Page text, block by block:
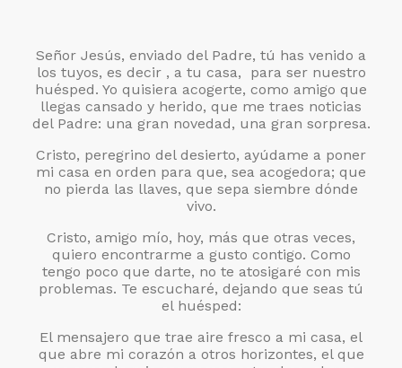
Señor Jesús, enviado del Padre, tú has venido a
los tuyos, es decir , a tu casa, para ser nuestro
huésped. Yo quisiera acogerte, como amigo que
llegas cansado y herido, que me traes noticias
del Padre: una gran novedad, una gran sorpresa.
Cristo, peregrino del desierto, ayúdame a poner
mi casa en orden para que, sea acogedora; que
no pierda las llaves, que sepa siembre dónde
vivo.
Cristo, amigo mío, hoy, más que otras veces,
quiero encontrarme a gusto contigo. Como
tengo poco que darte, no te atosigaré con mis
problemas. Te escucharé, dejando que seas tú
el huésped:
El mensajero que trae aire fresco a mi casa, el
que abre mi corazón a otros horizontes, el que